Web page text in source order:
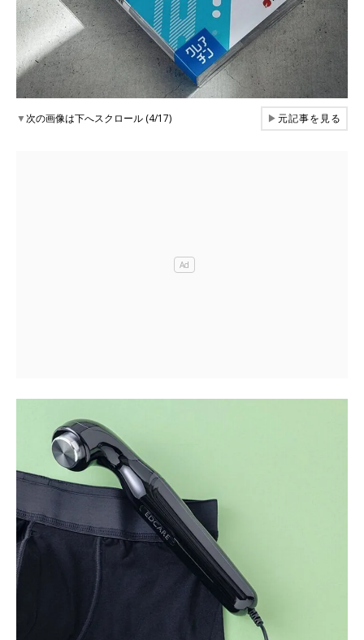
▼次の画像は下へスクロール (4/17) ▶元記事を見る